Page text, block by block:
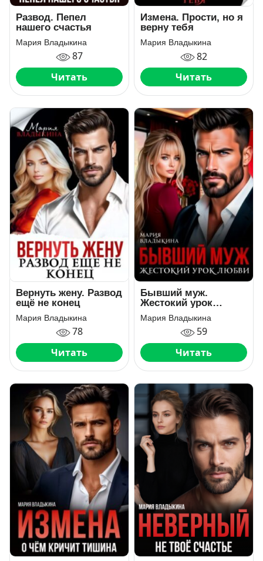
Развод. Пепел
нашего счастья
Мария Владыкина
87
Читать
Измена. Прости, но я
верну тебя
Мария Владыкина
82
Читать
Вернуть жену. Развод
ещё не конец
Мария Владыкина
78
Читать
Бывший муж.
Жестокий урок
любви
Мария Владыкина
59
Читать